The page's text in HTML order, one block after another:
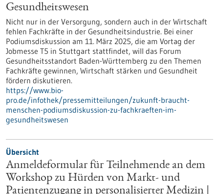
Gesundheitswesen
Nicht nur in der Versorgung, sondern auch in der Wirtschaft
fehlen Fachkräfte in der Gesundheitsindustrie. Bei einer
Podiumsdiskussion am 11. März 2025, die am Vortag der
Jobmesse T5 in Stuttgart stattfindet, will das Forum
Gesundheitsstandort Baden-Württemberg zu den Themen
Fachkräfte gewinnen, Wirtschaft stärken und Gesundheit
fördern diskutieren.
https://www.bio-
pro.de/infothek/pressemitteilungen/zukunft-braucht-
menschen-podiumsdiskussion-zu-fachkraeften-im-
gesundheitswesen
Übersicht
Anmeldeformular für Teilnehmende an dem
Workshop zu Hürden von Markt- und
Patientenzugang in personalisierter Medizin |